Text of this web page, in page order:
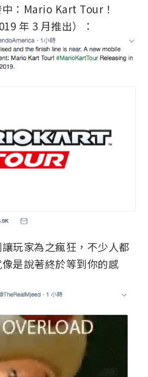
：Mario Kart Tour！
年 3 月推出）：
玩家為之瘋狂，不少人都
是說著終於等到你的感